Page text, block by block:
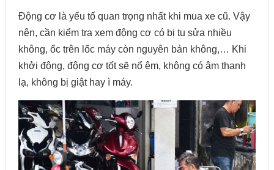
Động cơ là yếu tố quan trọng nhất khi mua xe cũ. Vậy
nên, cần kiểm tra xem động cơ có bị tu sửa nhiều
không, ốc trên lốc máy còn nguyên bản không,… Khi
khởi động, động cơ tốt sẽ nổ êm, không có âm thanh
lạ, không bị giật hay ì máy.